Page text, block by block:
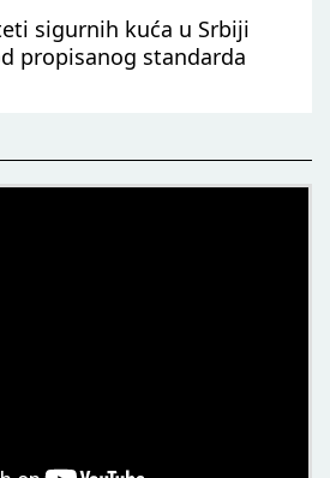
sigurnih kuća u Srbiji
propisanog standarda